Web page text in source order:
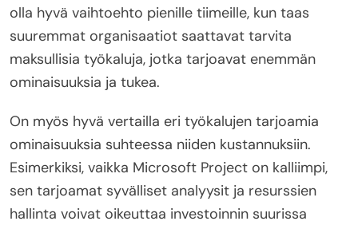
olla hyvä vaihtoehto pienille tiimeille, kun taas
suuremmat organisaatiot saattavat tarvita
maksullisia työkaluja, jotka tarjoavat enemmän
ominaisuuksia ja tukea.
On myös hyvä vertailla eri työkalujen tarjoamia
ominaisuuksia suhteessa niiden kustannuksiin.
Esimerkiksi, vaikka Microsoft Project on kalliimpi,
sen tarjoamat syvälliset analyysit ja resurssien
hallinta voivat oikeuttaa investoinnin suurissa